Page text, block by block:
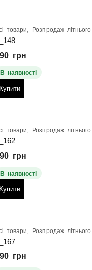
товари Розпродаж літнього взуття
грн
В наявності
Купити
товари Розпродаж літнього взуття
грн
В наявності
Купити
товари Розпродаж літнього взуття
грн